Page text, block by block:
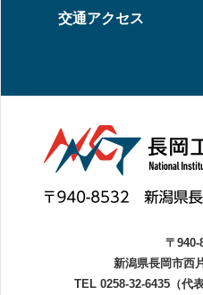
交通アクセス
〒
新潟県長岡市西
TEL 0258-32-6435（代表